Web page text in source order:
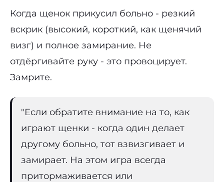
Когда щенок прикусил больно - резкий
вскрик (высокий, короткий, как щенячий
визг) и полное замирание. Не
отдёргивайте руку - это провоцирует.
Замрите.
"Если обратите внимание на то, как
играют щенки - когда один делает
другому больно, тот взвизгивает и
замирает. На этом игра всегда
притормаживается или